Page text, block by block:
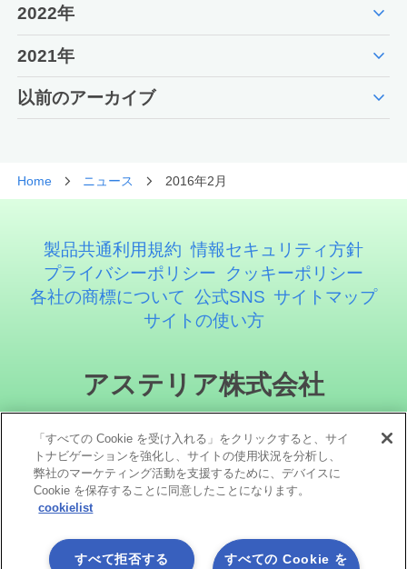
2022年 expand_more
2021年 expand_more
以前のアーカイブ expand_more
Home ニュース 2016年2月
製品共通利用規約 情報セキュリティ方針
プライバシーポリシー
クッキーポリシー
各社の商標について 公式SNS サイトマップ
サイトの使い方
アステリア株式会社
ソーシャルメディア
「すべての Cookie を受け入れる」をクリックすると、サイ
トナビゲーションを強化し、サイトの使用状況を分析し、
弊社のマーケティング活動を支援するために、デバイスに
Cookie を保存することに同意したことになります。
cookielist
すべての Cookie を
すべて拒否する